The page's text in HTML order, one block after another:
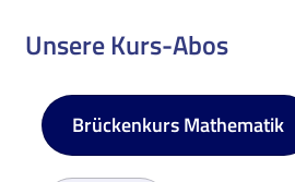
Unsere Kurs-Abos
Brückenkurs Mathematik